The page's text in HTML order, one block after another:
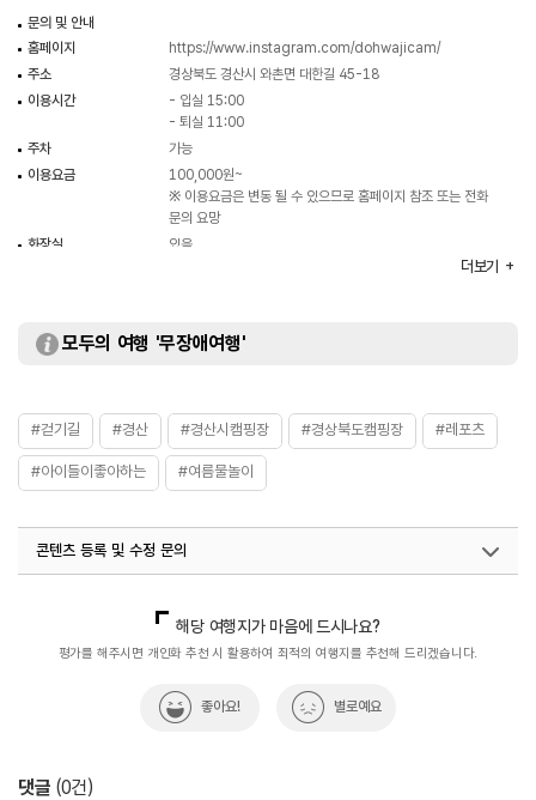
문의 및 안내
홈페이지
https://www.instagram.com/dohwajicam/
주소
경상북도 경산시 와촌면 대한길 45-18
이용시간
- 입실 15:00
- 퇴실 11:00
주차
가능
이용요금
100,000원~
※ 이용요금은 변동 될 수 있으므로 홈페이지 참조 또는 전화
문의 요망
화장실
있음
더보기
모두의 여행 '무장애여행'
#걷기길 #경산 #경산시캠핑장 #경상북도캠핑장 #레포츠
#아이들이좋아하는 #여름물놀이
콘텐츠 등록 및 수정 문의
해당 여행지가 마음에 드시나요?
평가를 해주시면 개인화 추천 시 활용하여 최적의 여행지를 추천해 드리겠습니다.
좋아요! 별로예요
댓글 (0건)